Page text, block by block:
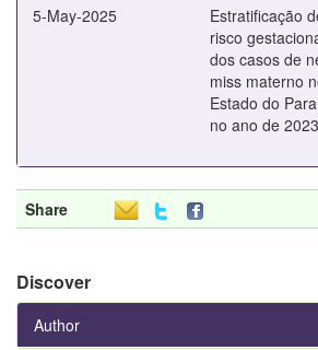
5-May-2025
Estratificação
risco
dos casos de
miss materno
Estado do
no ano de 2023
Share
Discover
Author